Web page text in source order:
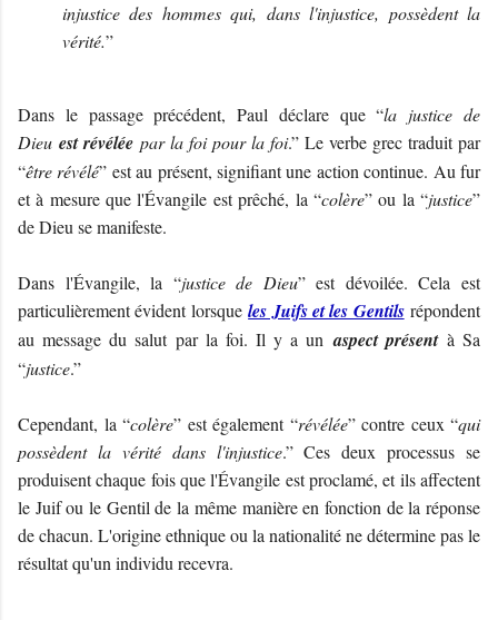
injustice des hommes qui, dans l'injustice, possèdent la
vérité.”
Dans le passage précédent, Paul déclare que “la justice de
Dieu est révélée par la foi pour la foi.” Le verbe grec traduit par
“être révélé” est au présent, signifiant une action continue. Au fur
et à mesure que l'Évangile est prêché, la “colère” ou la “justice”
de Dieu se manifeste.
Dans l'Évangile, la “justice de Dieu” est dévoilée. Cela est
particulièrement évident lorsqueles Juifs et les Gentilsrépondent
au message du salut par la foi. Il y a unaspect présentà Sa
“justice.”
Cependant, la “colère” est également “révélée” contre ceux “qui
possèdent la vérité dans l'injustice.” Ces deux processus se
produisent chaque fois que l'Évangile est proclamé, et ils affectent
le Juif ou le Gentil de la même manière en fonction de la réponse
de chacun. L'origine ethnique ou la nationalité ne détermine pas le
résultat qu'un individu recevra.